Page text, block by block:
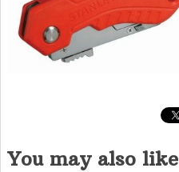
You may also like